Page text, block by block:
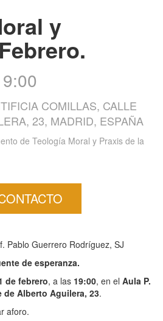
y
COMILLAS, CALLE
23, MADRID, ESPAÑA
de Teología Moral y Praxis de la
Pablo Guerrero Rodríguez, SJ
de esperanza.
de febrero, a las 19:00, en el Aula P.
de Alberto Aguilera, 23.
aforo.